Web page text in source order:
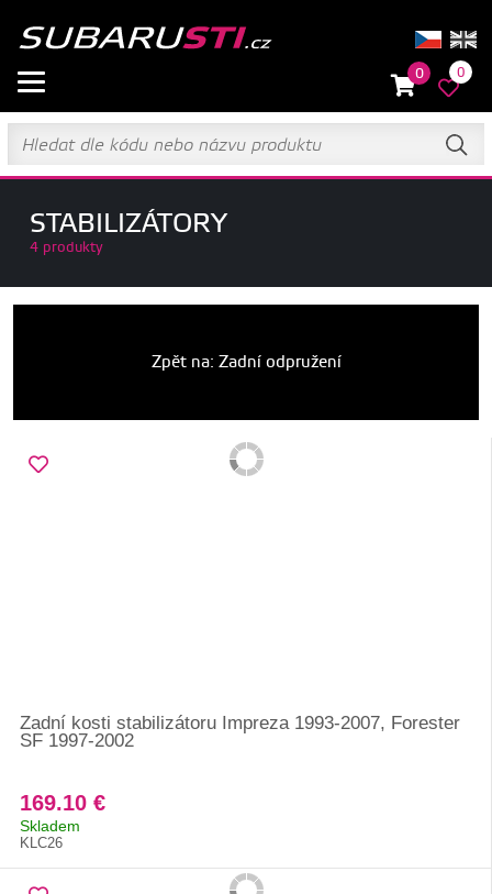
0 0
STABILIZÁTORY
4 produkty
Zpět na: Zadní odpružení
Zadní kosti stabilizátoru Impreza 1993-2007, Forester
SF 1997-2002
169.10 €
Skladem
KLC26